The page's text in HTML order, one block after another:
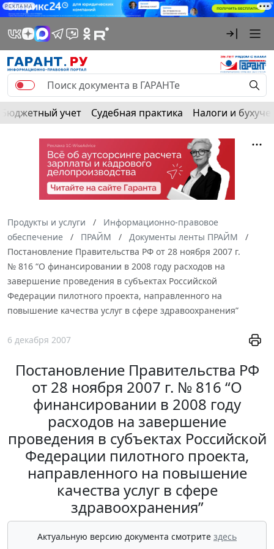
РЕКЛАМА
Бюджетный учет Судебная практика Налоги и
Продукты и услуги
Информационно-правовое
обеспечение
ПРАЙМ
Документы ленты ПРАЙМ
Постановление Правительства РФ от 28 ноября 2007 г.
№ 816 “О финансировании в 2008 году расходов на
завершение проведения в субъектах Российской
Федерации пилотного проекта, направленного на
повышение качества услуг в сфере здравоохранения”
6 декабря 2007
Постановление Правительства РФ
от 28 ноября 2007 г. № 816 “О
финансировании в 2008 году
расходов на завершение
проведения в субъектах Российской
Федерации пилотного проекта,
направленного на повышение
качества услуг в сфере
здравоохранения”
Актуальную версию документа смотрите здесь